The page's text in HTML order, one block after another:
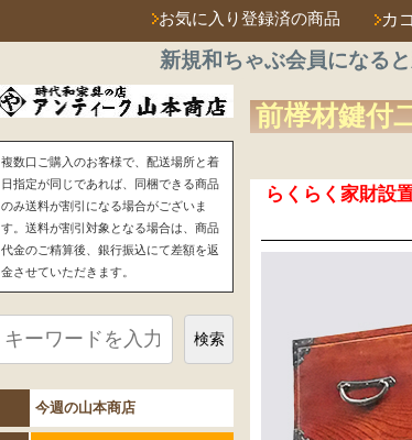
お気に入り登録済の商品 カ
新規和ちゃぶ会員になる
前﨔材鍵付
らくらく家財設
複数口ご購入のお客様で、配送場所と着
日指定が同じであれば、同梱できる商品
のみ送料が割引になる場合がございま
す。送料が割引対象となる場合は、商品
代金のご精算後、銀行振込にて差額を返
金させていただきます。
検索
今週の山本商店